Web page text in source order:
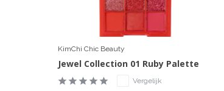
KimChi Chic Beauty
Jewel Collection 01 Ruby Palette
Vergelijk